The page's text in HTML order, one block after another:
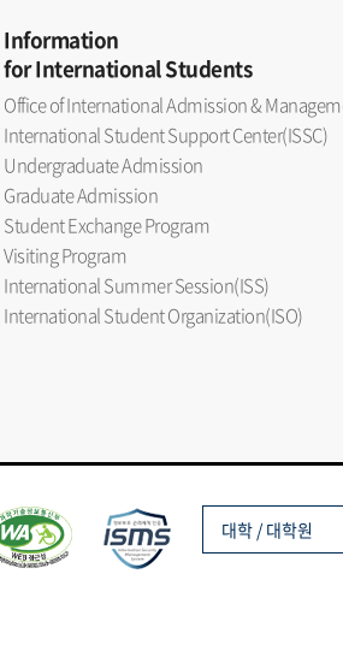
Information
for International Students
Office of International Admission &
International Student Support Center(ISSC)
Undergraduate Admission
Graduate Admission
Student Exchange Program
Visiting Program
International Summer Session(ISS)
International Student Organization(ISO)
대학 / 대학원